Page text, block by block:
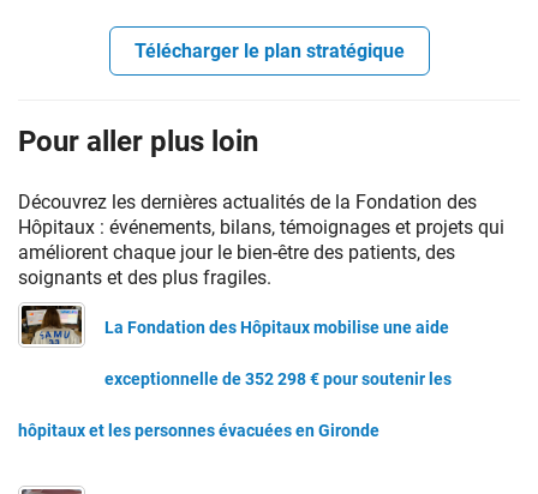
Télécharger le plan stratégique
Pour aller plus loin
Découvrez les dernières actualités de la Fondation des
Hôpitaux : événements, bilans, témoignages et projets qui
améliorent chaque jour le bien-être des patients, des
soignants et des plus fragiles.
La Fondation des Hôpitaux mobilise une aide
exceptionnelle de 352 298 € pour soutenir les
hôpitaux et les personnes évacuées en Gironde